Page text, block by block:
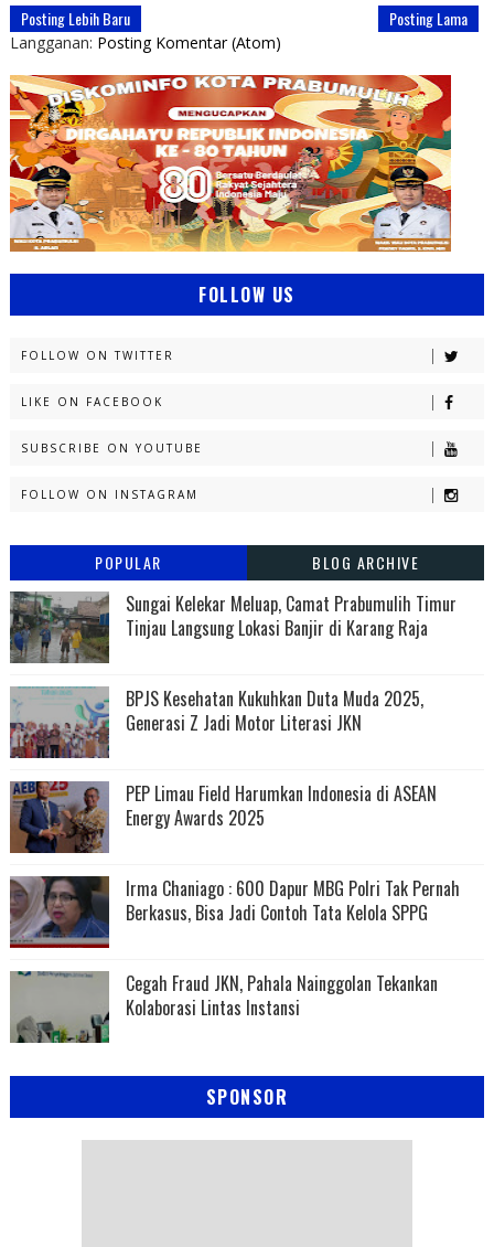
Posting Lebih Baru Posting Lama
Langganan: Posting Komentar (Atom)
FOLLOW US
FOLLOW ON TWITTER
LIKE ON FACEBOOK
SUBSCRIBE ON YOUTUBE
FOLLOW ON INSTAGRAM
POPULAR BLOG ARCHIVE
Sungai Kelekar Meluap, Camat Prabumulih Timur
Tinjau Langsung Lokasi Banjir di Karang Raja
BPJS Kesehatan Kukuhkan Duta Muda 2025,
Generasi Z Jadi Motor Literasi JKN
PEP Limau Field Harumkan Indonesia di ASEAN
Energy Awards 2025
Irma Chaniago : 600 Dapur MBG Polri Tak Pernah
Berkasus, Bisa Jadi Contoh Tata Kelola SPPG
Cegah Fraud JKN, Pahala Nainggolan Tekankan
Kolaborasi Lintas Instansi
SPONSOR